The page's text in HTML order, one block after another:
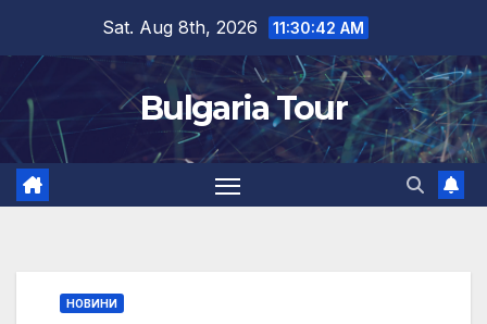
content
Sat. Aug 8th, 2026 11:30:43 AM
Bulgaria Tour
НОВИНИ